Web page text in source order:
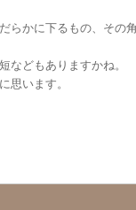
らかに下るもの、その
などもありますかね。
思います。